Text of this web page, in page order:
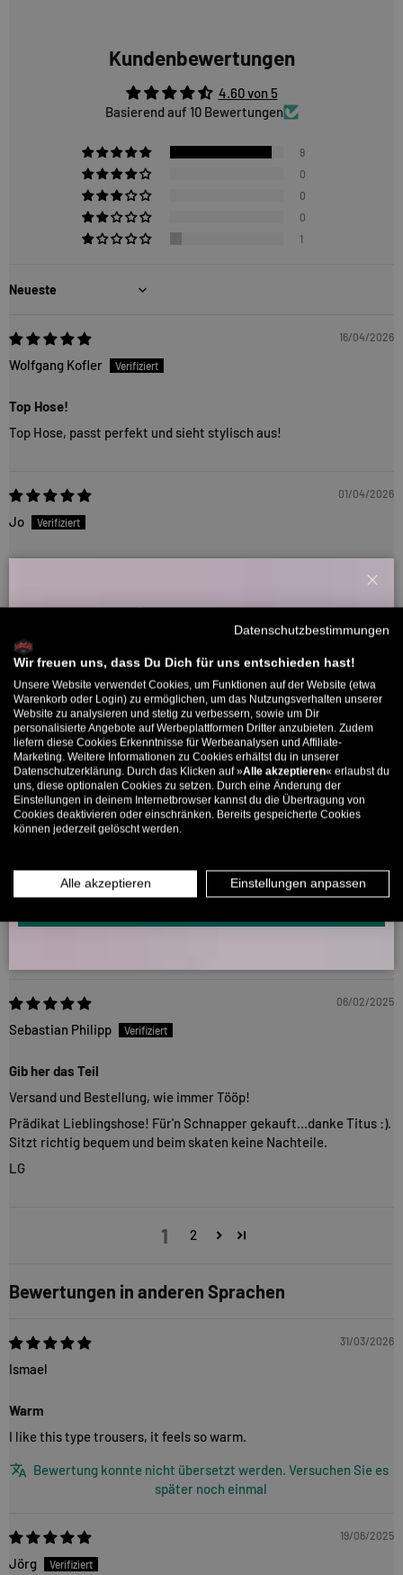
Kundenbewertungen
4.60 von 5
Basierend auf 10 Bewertungen
9
0
0
0
1
Sort by
16/04/2026
Wolfgang Kofler
Top Hose!
Top Hose, passt perfekt und sieht stylisch aus!
01/04/2026
Jo
Top Preis Leistung
Thomas
Schöne Hose, leider nicht gepasst
Guter Stoff und schöne Hose, leider hat sie bei mir nicht gut
gepasst. War sehr breit geschnitten.
Sitzt perfekt
Gute Passform, sitzt gut und bequem.
06/02/2025
Sebastian Philipp
Gib her das Teil
Versand und Bestellung, wie immer Tööp!
Prädikat Lieblingshose! Für'n Schnapper gekauft...danke Titus :).
Sitzt richtig bequem und beim skaten keine Nachteile.
LG
1 2
Bewertungen in anderen Sprachen
31/03/2026
Ismael
Warm
I like this type trousers, it feels so warm.
Bewertung konnte nicht übersetzt werden. Versuchen Sie es
später noch einmal
19/06/2025
Jörg
Willkommensbonus
Willkommens-Rabattcode direkt per Mail zugeschickt.
Bis zu 11% Rabatt auf deine erste Bestellung. Aufgepasst: Du
kannst nur 1x wählen! 🤫
5% ab €80 9% ab €100 11% ab €150 🔥
E-Mail
MÄNNER
INFOS ÜBER WHATSAPP? KEIN PROBLEM!
KLICK HIER UND SCHICKE UNS DIE VORGESCHRIEBENE NACHRICHT,
Datenschutzbestimmungen
Wir freuen uns, dass Du Dich für uns entschieden hast!
Unsere Website verwendet Cookies, um Funktionen auf der Website (etwa
Warenkorb oder Login) zu ermöglichen, um das Nutzungsverhalten unserer
Website zu analysieren und stetig zu verbessern, sowie um Dir
personalisierte Angebote auf Werbeplattformen Dritter anzubieten. Zudem
liefern diese Cookies Erkenntnisse für Werbeanalysen und Affiliate-
Marketing. Weitere Informationen zu Cookies erhältst du in unserer
Datenschutzerklärung. Durch das Klicken auf »Alle akzeptieren« erlaubst du
uns, diese optionalen Cookies zu setzen. Durch eine Änderung der
Einstellungen in deinem Internetbrowser kannst du die Übertragung von
Cookies deaktivieren oder einschränken. Bereits gespeicherte Cookies
können jederzeit gelöscht werden.
Alle akzeptieren Einstellungen anpassen